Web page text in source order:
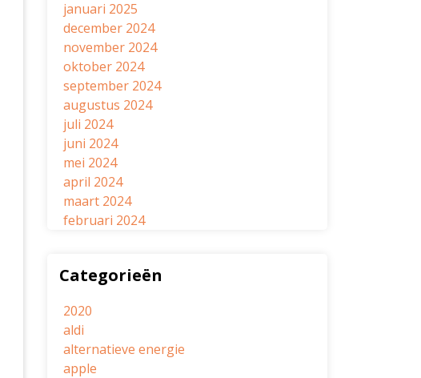
januari 2025
december 2024
november 2024
oktober 2024
september 2024
augustus 2024
juli 2024
juni 2024
mei 2024
april 2024
maart 2024
februari 2024
Categorieën
2020
aldi
alternatieve energie
apple